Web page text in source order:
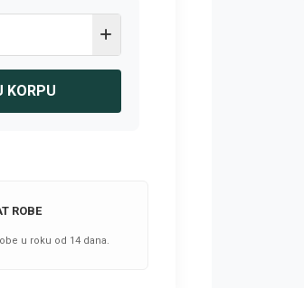
KORPU
ROBE
u roku od 14 dana.